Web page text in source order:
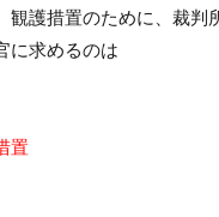
観護措置のために、裁判
に求めるのは
置